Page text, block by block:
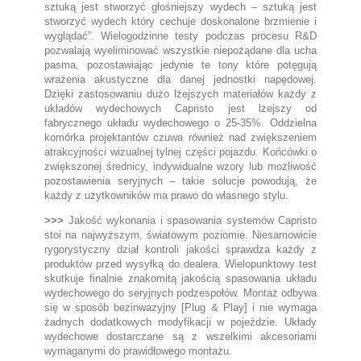
sztuką jest stworzyć głośniejszy wydech – sztuką jest
stworzyć wydech który cechuje doskonalone brzmienie i
wyglądać”. Wielogodzinne testy podczas procesu R&D
pozwalają wyeliminować wszystkie niepożądane dla ucha
pasma, pozostawiając jedynie te tony które potęgują
wrażenia akustyczne dla danej jednostki napędowej.
Dzięki zastosowaniu dużo lżejszych materiałów każdy z
układów wydechowych Capristo jest lżejszy od
fabrycznego układu wydechowego o 25-35%. Oddzielna
komórka projektantów czuwa również nad zwiększeniem
atrakcyjności wizualnej tylnej części pojazdu. Końcówki o
zwiększonej średnicy, indywidualne wzory lub możliwość
pozostawienia seryjnych – takie solucje powodują, że
każdy z użytkowników ma prawo do własnego stylu.
>>> Jakość wykonania i spasowania systemów Capristo
stoi na najwyższym, światowym poziomie. Niesamowicie
rygorystyczny dział kontroli jakości sprawdza każdy z
produktów przed wysyłką do dealera. Wielopunktowy test
skutkuje finalnie znakomitą jakością spasowania układu
wydechowego do seryjnych podzespołów. Montaż odbywa
się w sposób bezinwazyjny [Plug & Play] i nie wymaga
żadnych dodatkowych modyfikacji w pojeździe. Układy
wydechowe dostarczane są z wszelkimi akcesoriami
wymaganymi do prawidłowego montażu.